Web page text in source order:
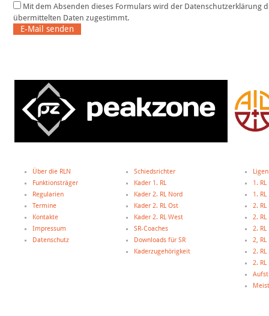
übermittelten Daten zugestimmt.
E-Mail senden
Über die RLN
Funktionsträger
Regularien
Termine
Kontakte
Impressum
Datenschutz
Schiedsrichter
Kader 1. RL
Kader 2. RL Nord
Kader 2. RL Ost
Kader 2. RL West
SR-Coaches
Downloads für SR
Kaderzugehörigkeit
Ligen
1.
1.
2.
2.
2.
2,
2.
2.